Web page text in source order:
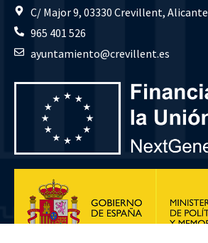
C/ Major 9, 03330 Crevillent, Alicante
965 401 526
ayuntamiento@crevillent.es